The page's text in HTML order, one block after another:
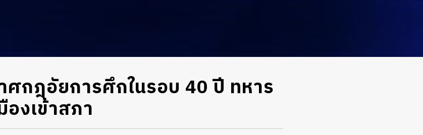
ศกฎอัยการศึกในรอบ 40 ปี ทหาร
องเข้าสภา